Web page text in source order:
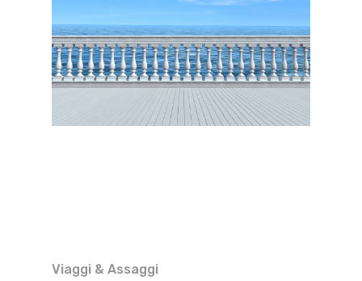
Viaggi & Assaggi